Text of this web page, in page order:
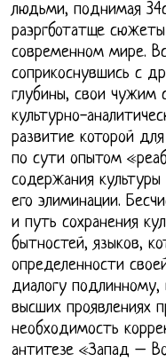
людьми, поднимая
раэргботатще
современном мире.
соприкоснувшись с
глубины, свои чужим
культурно-
развитие которой
по сути опытом
содержания культуры
его элиминации.
и путь сохранения
бытностей, языков,
определенности
диалогу
высших проявлениях
необходимость
антитезе «Запад –